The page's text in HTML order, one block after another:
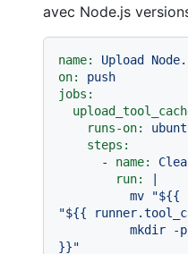
avec Node.js
name: Upload
on:
push
jobs:
runs-on:
steps:
-
name:
run:
|
"${{